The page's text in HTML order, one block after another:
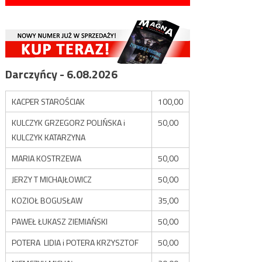
Darczyńcy - 6.08.2026
KACPER STAROŚCIAK
100,00
KULCZYK GRZEGORZ POLIŃSKA i
KULCZYK KATARZYNA
50,00
MARIA KOSTRZEWA
50,00
JERZY T MICHAJŁOWICZ
50,00
KOZIOŁ BOGUSŁAW
35,00
PAWEŁ ŁUKASZ ZIEMIAŃSKI
50,00
POTERA LIDIA i POTERA KRZYSZTOF
50,00